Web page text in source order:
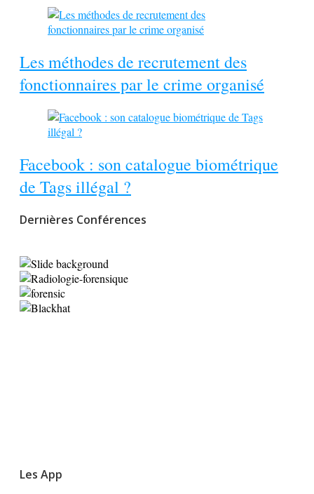
Les méthodes de recrutement des
fonctionnaires par le crime organisé
Facebook : son catalogue biométrique
de Tags illégal ?
Dernières Conférences
Les App